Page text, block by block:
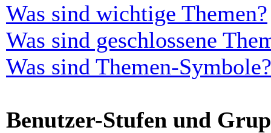
Was sind wichtige Themen?
Was sind geschlossene
Was sind Themen-Symbole?
Benutzer-Stufen und